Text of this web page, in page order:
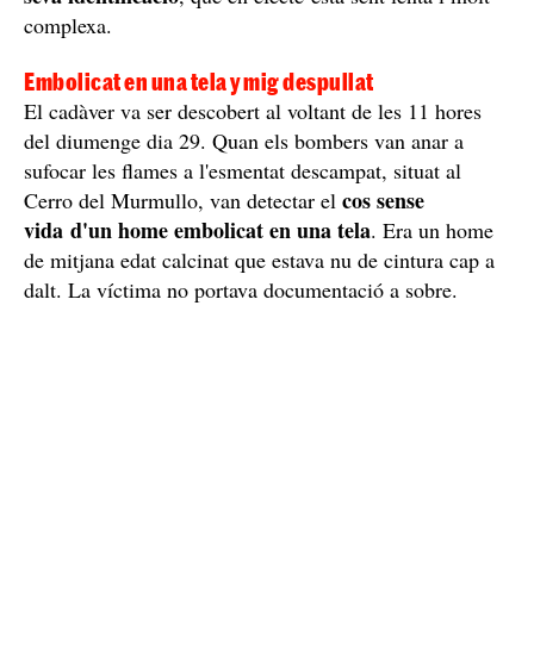
complexa.
Embolicat en una tela y mig despullat
El cadàver va ser descobert al voltant de les 11 hores
del diumenge dia 29. Quan els bombers van anar a
sufocar les flames a l'esmentat descampat, situat al
Cerro del Murmullo, van detectar el cos sense
vida d'un home embolicat en una tela. Era un home
de mitjana edat calcinat que estava nu de cintura cap a
dalt. La víctima no portava documentació a sobre.